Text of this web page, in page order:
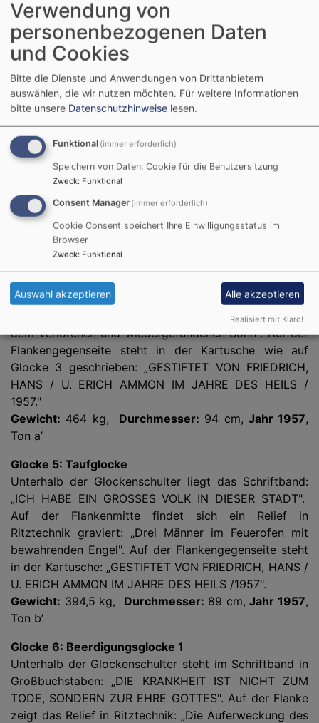
Ton f’
Glocke 3: Gebetsglocke
Unterhalb der Glockenschulter steht in einem
Schriftband: "DANKET DEM HERRN, DENN ER IST
FREUNDLICH, UND SEINE GÜTE WÄHRET EWIGLICH".
In der Flankenmitte findet sich ein Relief in Ritztechnik
graviert: „Zwei Betende vor einem Kreuz" auf der
Flankengegenseite die Kartusche: "GESTIFTET VON
FRIEDRICH, HANS / U. ERICH AMMON IM JAHRE DES
HEILS / 1957"
Gewicht:665 Kg,Durchmesser:105 cm,
Ton g’
Glocke 4: Vaterunserglocke
ein Schriftband: „VERGIB VNS VNSERE SCHVLD WIE
WIR VERGEBEN VNSEREN SCHVLDIGERN". In der
Flankenmitte zeigt ein Relief: „Den liebenden Vater mit
dem verlorenen und wiedergefundenen Sohn". Auf der
Flankengegenseite steht in der Kartusche wie auf
Glocke 3 geschrieben: „GESTIFTET VON FRIEDRICH,
HANS / U. ERICH AMMON IM JAHRE DES HEILS /
1957."
Gewicht: 464 kg, Durchmesser: 94 cm, Jahr 1957,
Ton a’
Glocke 5: Taufglocke
Unterhalb der Glockenschulter liegt das Schriftband:
„ICH HABE EIN GROSSES VOLK IN DIESER STADT".
Auf der Flankenmitte findet sich ein Relief in
Ritztechnik graviert: „Drei Männer im Feuerofen mit
bewahrenden Engel". Auf der Flankengegenseite steht
in der Kartusche: „GESTIFTET VON FRIEDRICH, HANS /
U. ERICH AMMON IM JAHRE DES HEILS /1957".
Gewicht: 394,5 kg, Durchmesser: 89 cm,Jahr 1957,
Ton b’
Glocke 6: Beerdigungsglocke 1
Unterhalb der Glockenschulter steht im Schriftband in
Großbuchstaben: „DIE KRANKHEIT IST NICHT ZUM
TODE, SONDERN ZUR EHRE GOTTES". Auf der Flanke
zeigt das Relief in Ritztechnik: „Die Auferweckung des
Verwendung von
personenbezogenen Daten
und Cookies
Bitte die Dienste und Anwendungen von Drittanbietern
auswählen, die wir nutzen möchten. Für weitere Informationen
bitte unsere Datenschutzhinweise lesen.
Funktional (immer erforderlich)
Speichern von Daten: Cookie für die Benutzersitzung
Zweck: Funktional
Consent Manager (immer erforderlich)
Cookie Consent speichert Ihre Einwilligungsstatus im
Browser
Zweck: Funktional
Auswahl akzeptieren Alle akzeptieren
Realisiert mit Klaro!